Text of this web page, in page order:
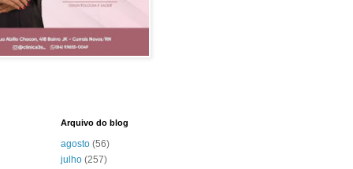
Arquivo do blog
agosto (56)
julho (257)